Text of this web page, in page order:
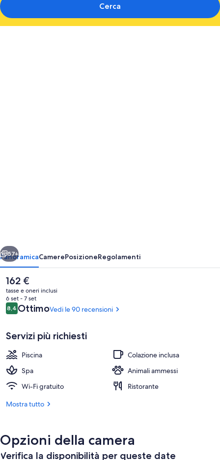
Cerca
Piscina all'aperto, lettini
Avanti
57+
PanoramicaCamerePosizioneRegolamenti
Il
prezzo
attuale
è
162 €
162 €
tasse e oneri inclusi
6 set - 7 set
Recensioni
8,48,4 su 10
OttimoVedi le 90 recensioni
Servizi più richiesti
Piscina
Colazione inclusa
Spa
Animali ammessi
Wi-Fi gratuito
Ristorante
Mostra tutto
Opzioni della camera
Verifica la disponibilità per queste date